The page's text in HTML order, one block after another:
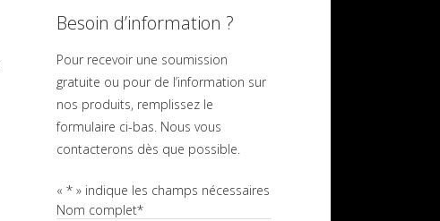
Besoin d’information ?
Pour recevoir une soumission
gratuite ou pour de l’information sur
nos produits, remplissez le
formulaire ci-bas. Nous vous
contacterons dès que possible.
« *» indique les champs nécessaires
Nom complet*